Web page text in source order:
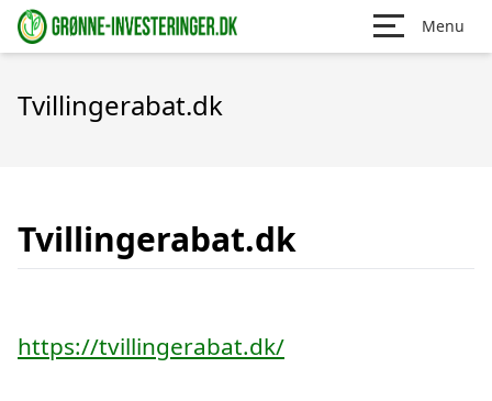
Menu
Tvillingerabat.dk
Tvillingerabat.dk
https://tvillingerabat.dk/